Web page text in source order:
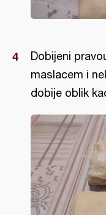
Dobijeni
maslacem i
dobije oblik